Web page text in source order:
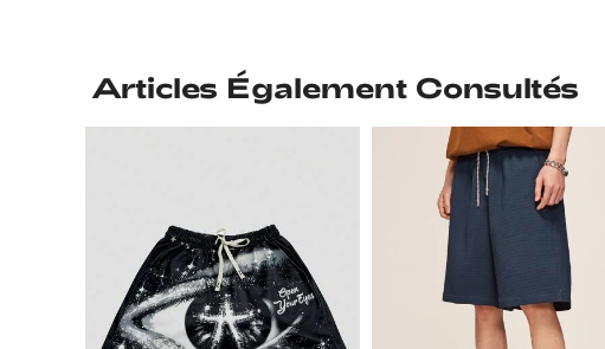
Articles Également Consultés